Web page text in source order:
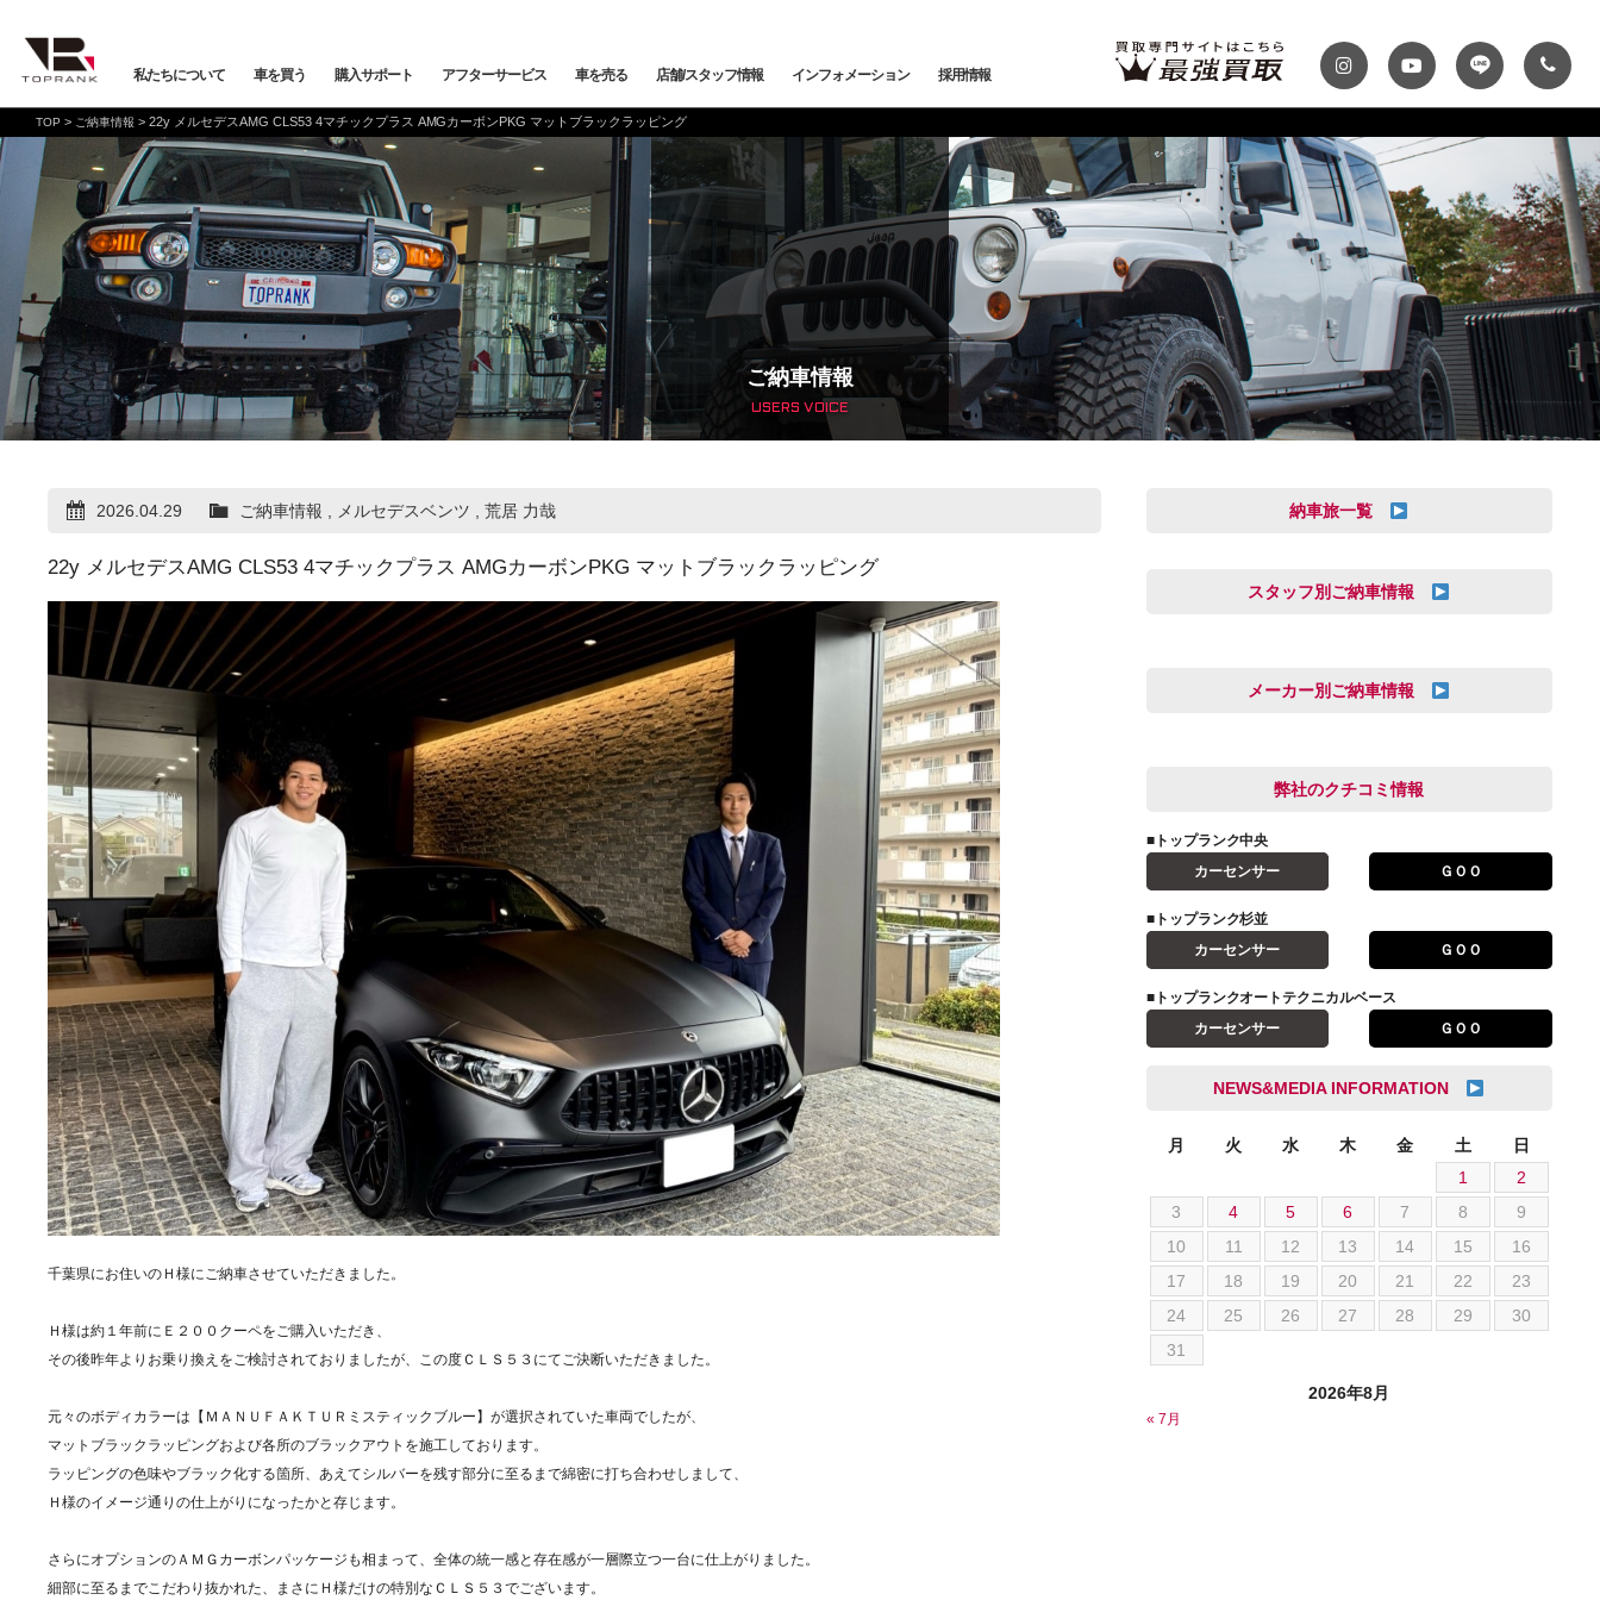
私たちについて 車を買う
車を買う
全ての在庫情報
バックオーダーシステム
オンライン商談
お取り寄せ商談
メーカーから探す
Mercedes-Benz Mercedes-AMG BMW BMW ALPINA MINI Audi
VOLKSWAGEN PORSCHE LAND ROVER JAGUAR MASERATI VOLVO
店舗から探す
トップランク本店 トップランク中央 トップランク杉並
トップランク神戸
ROKKO i PARK
購入サポート
購入サポート
保証・購入プラン 下取査定 納車前点検・整備 メンテナンスパック 自動車保険
お支払いプラン
ローンシミュレーション
オートローン事前審査
よくある質問 ご納車までの流れ 必要書類
アフターサービス
アフターサービス
車検・点検 メンテナンス 鈑金塗装 カーディテール
プロテクションフィルム 輸入車コーディング アライメント測定・調整
車を売る 店舗/スタッフ情報
店舗/スタッフ情報
店舗一覧
会社概要
プライバシーポリシー
店舗お問い合わせ
トップランク本店 トップランク中央 トップランク杉並
トップランク千葉
サービスファクトリー
トップランク神戸
ROKKO i PARK
インフォメーション
インフォメーション
ニュース&メディア ご納車情報 サービスブログ トップランク・マガジン
採用情報
TOP > ご納車情報 > 22y メルセデスAMG CLS53 4マチックプラス AMGカーボンPKG マットブラックラッピング
ご納車情報
USERS VOICE
2026.04.29 ご納車情報 , メルセデスベンツ , 荒居 力哉
22y メルセデスAMG CLS53 4マチックプラス AMGカーボンPKG マットブラックラッピング
千葉県にお住いのＨ様にご納車させていただきました。
Ｈ様は約１年前にＥ２００クーペをご購入いただき、
その後昨年よりお乗り換えをご検討されておりましたが、この度ＣＬＳ５３にてご決断いただきました。
元々のボディカラーは【ＭＡＮＵＦＡＫＴＵＲミスティックブルー】が選択されていた車両でしたが、
マットブラックラッピングおよび各所のブラックアウトを施工しております。
ラッピングの色味やブラック化する箇所、あえてシルバーを残す部分に至るまで綿密に打ち合わせしまして、
Ｈ様のイメージ通りの仕上がりになったかと存じます。
さらにオプションのＡＭＧカーボンパッケージも相まって、全体の統一感と存在感が一層際立つ一台に仕上がりました。
細部に至るまでこだわり抜かれた、まさにＨ様だけの特別なＣＬＳ５３でございます。
納車旅一覧
スタッフ別ご納車情報
小澤 孝久
小野 利公
山本 大輔
岩井 裕一
川島 沙耶
杉崎 雅司
池根 陸
池田 悠亮
石川 成一郎
粟飯原 卓也
荒居 力哉
菊池 大誠
メーカー別ご納車情報
FIAT
JAGUAR
VOLVO
アストンマーティン
アバルト
アルファロメオ
クライスラージープ
シボレー
ジャガー
スズキ
スバル
ダッジ
トヨタ
弊社のクチコミ情報
■トップランク中央
カーセンサー
ＧＯＯ
■トップランク杉並
カーセンサー
ＧＯＯ
■トップランクオートテクニカルベース
カーセンサー
ＧＯＯ
NEWS&MEDIA INFORMATION
2026年8月
月 火 水 木 金 土
日
1
2
3
4 5 6 7 8
9
10
11 12 13 14 15
16
17
18 19 20 21 22
23
24
25 26 27 28 29
30
31
« 7月